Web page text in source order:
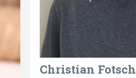
Christian Fotsch